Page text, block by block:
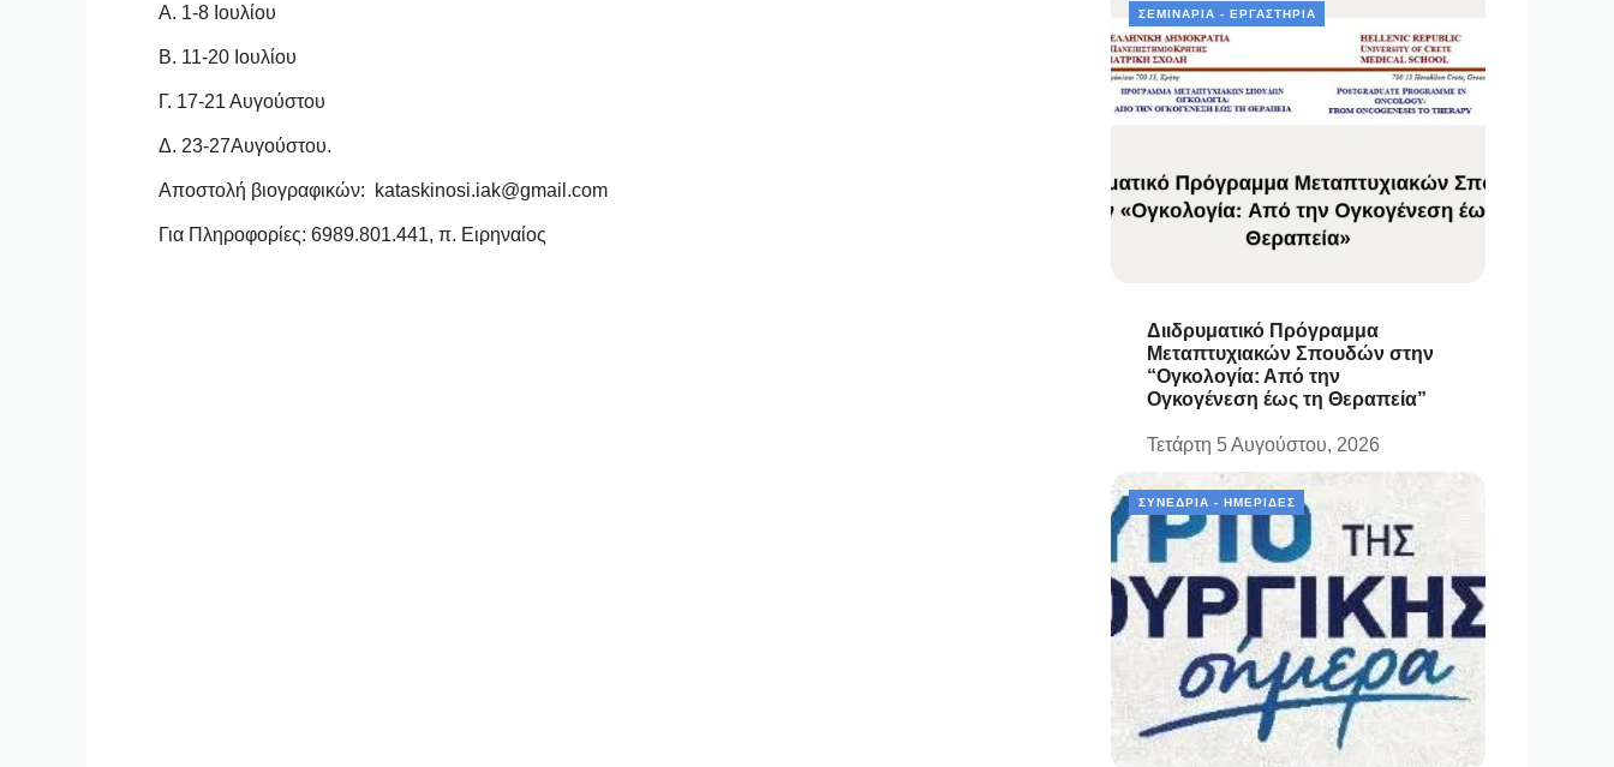
Α. 1-8 Ιουλίου
Β. 11-20 Ιουλίου
Γ. 17-21 Αυγούστου
Δ. 23-27Αυγούστου.
Αποστολή βιογραφικών: kataskinosi.iak@gmail.com
Για Πληροφορίες: 6989.801.441, π. Ειρηναίος
ΣΕΜΙΝΆΡΙΑ - ΕΡΓΑΣΤΉΡΙΑ
Διιδρυματικό Πρόγραμμα
Μεταπτυχιακών Σπουδών στην
“Ογκολογία: Από την
Ογκογένεση έως τη Θεραπεία”
Τετάρτη 5 Αυγούστου, 2026
ΣΥΝΈΔΡΙΑ - ΗΜΕΡΊΔΕΣ